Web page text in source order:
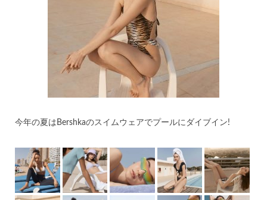
今年の夏はBershkaのスイムウェアでプールにダイブイン!